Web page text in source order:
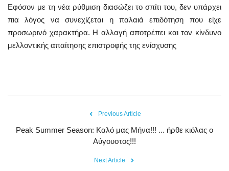
Εφόσον με τη νέα ρύθμιση διασώζει το σπίτι του, δεν υπάρχει
πια λόγος να συνεχίζεται η παλαιά επιδότηση που είχε
προσωρινό χαρακτήρα. Η αλλαγή αποτρέπει και τον κίνδυνο
μελλοντικής απαίτησης επιστροφής της ενίσχυσης
Previous Article
Peak Summer Season: Kαλό μας Μήνα!!! ... ήρθε κιόλας ο
Αύγουστος!!!
Next Article